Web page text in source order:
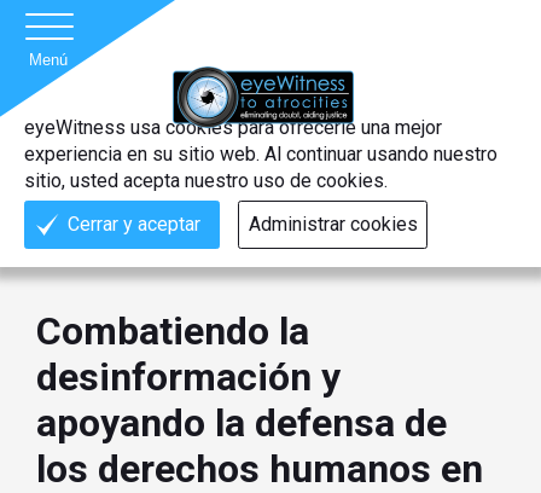
Menú
eyeWitness usa cookies para ofrecerle una mejor
experiencia en su sitio web. Al continuar usando nuestro
sitio, usted acepta nuestro uso de cookies.
Cerrar y aceptar
Administrar cookies
Combatiendo la
desinformación y
apoyando la defensa de
los derechos humanos en